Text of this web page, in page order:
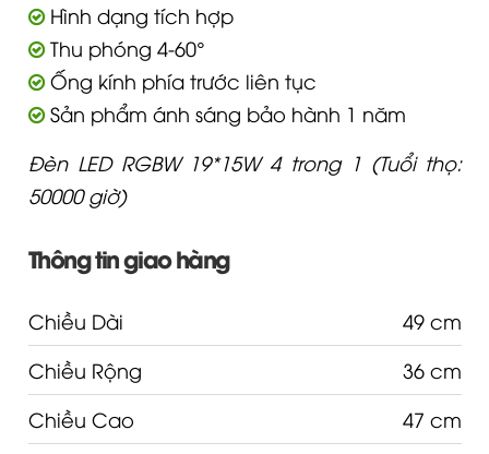
Hình dạng tích hợp
Thu phóng 4-60°
Ống kính phía trước liên tục
Sản phẩm ánh sáng bảo hành 1 năm
Đèn LED RGBW 19*15W 4 trong 1 (Tuổi thọ:
50000 giờ)
Thông tin giao hàng
Chiều Dài
49 cm
Chiều Rộng
36 cm
Chiều Cao
47 cm